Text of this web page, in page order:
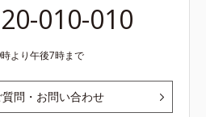
010-010
より午後7時まで
問・お問い合わせ